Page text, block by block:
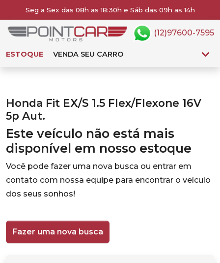
Seg a Sex das 08h as 18:30h e Sáb das 09h as 14h
ESTOQUE VENDA SEU CARRO
(12)97600-7595
Honda Fit EX/S 1.5 Flex/Flexone 16V
5p Aut.
Este veículo não está mais
disponível em nosso estoque
Você pode fazer uma nova busca ou entrar em
contato com nossa equipe para encontrar o veículo
dos seus sonhos!
Fazer uma nova busca